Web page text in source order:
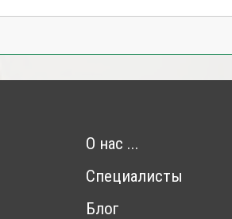
О нас ...
Специалисты
Блог